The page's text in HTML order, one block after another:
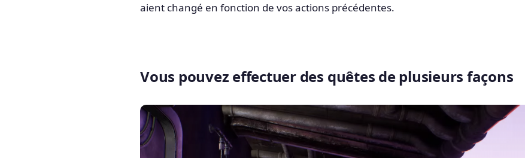
aient changé en fonction de vos actions précédentes.
Vous pouvez effectuer des quêtes de plusieurs façons